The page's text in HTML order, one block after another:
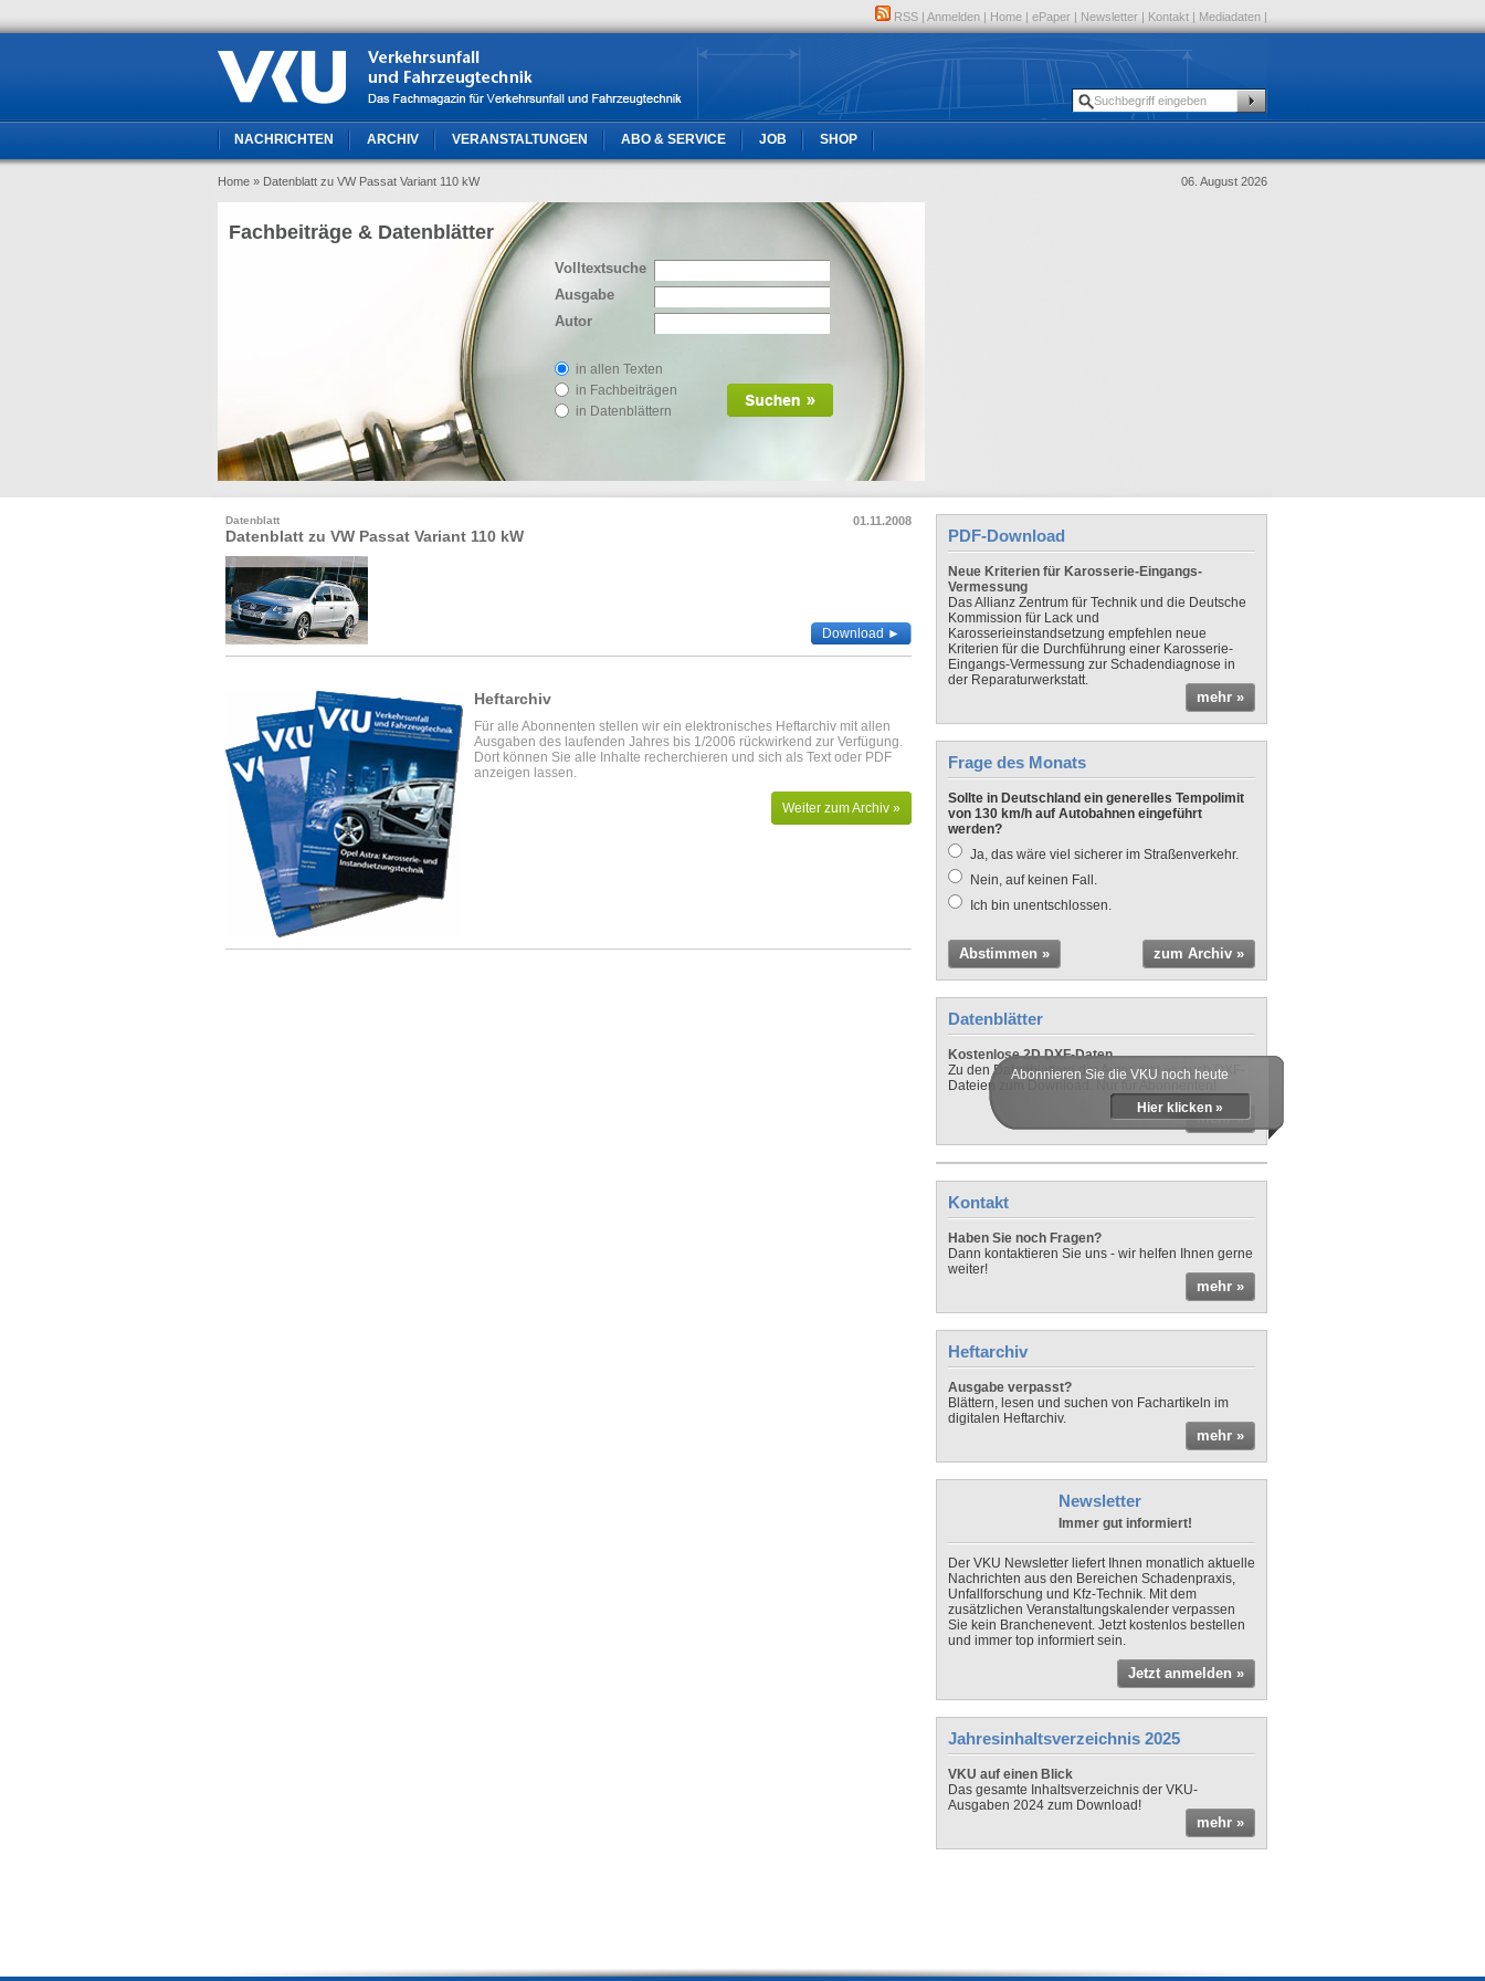
RSS | Anmelden | Home | ePaper | Newsletter | Kontakt | Mediadaten |
NACHRICHTEN ARCHIV VERANSTALTUNGEN ABO & SERVICE JOB SHOP
Home » Datenblatt zu VW Passat Variant 110 kW 06. August 2026
Volltextsuche
Ausgabe
Autor
in allen Texten
in Fachbeiträgen
in Datenblättern
Fachbeiträge & Datenblätter
01.11.2008
Datenblatt
Datenblatt zu VW Passat Variant 110 kW
Download ►
Heftarchiv
Für alle Abonnenten stellen wir ein elektronisches Heftarchiv mit allen
Ausgaben des laufenden Jahres bis 1/2006 rückwirkend zur Verfügung.
Dort können Sie alle Inhalte recherchieren und sich als Text oder PDF
anzeigen lassen.
Weiter zum Archiv »
PDF-Download
Neue Kriterien für Karosserie-Eingangs-
Vermessung
Das Allianz Zentrum für Technik und die Deutsche
Kommission für Lack und
Karosserieinstandsetzung empfehlen neue
Kriterien für die Durchführung einer Karosserie-
Eingangs-Vermessung zur Schadendiagnose in
der Reparaturwerkstatt.
mehr »
Frage des Monats
Sollte in Deutschland ein generelles Tempolimit
von 130 km/h auf Autobahnen eingeführt
werden?
Ja, das wäre viel sicherer im Straßenverkehr.
Nein, auf keinen Fall.
Ich bin unentschlossen.
Abstimmen » zum Archiv »
Datenblätter
Kostenlose 2D DXF-Daten
Zu den Datenblättern der Autos gibt es auch DXF-
Dateien zum Download. Nur für Abonnenten!
mehr »
Abonnieren Sie die VKU noch heute
Hier klicken »
Kontakt
Haben Sie noch Fragen?
Dann kontaktieren Sie uns - wir helfen Ihnen gerne
weiter!
mehr »
Heftarchiv
Ausgabe verpasst?
Blättern, lesen und suchen von Fachartikeln im
digitalen Heftarchiv.
mehr »
Newsletter
Immer gut informiert!
Der VKU Newsletter liefert Ihnen monatlich aktuelle
Nachrichten aus den Bereichen Schadenpraxis,
Unfallforschung und Kfz-Technik. Mit dem
zusätzlichen Veranstaltungskalender verpassen
Sie kein Branchenevent. Jetzt kostenlos bestellen
und immer top informiert sein.
Jetzt anmelden »
Jahresinhaltsverzeichnis 2025
VKU auf einen Blick
Das gesamte Inhaltsverzeichnis der VKU-
Ausgaben 2024 zum Download!
mehr »